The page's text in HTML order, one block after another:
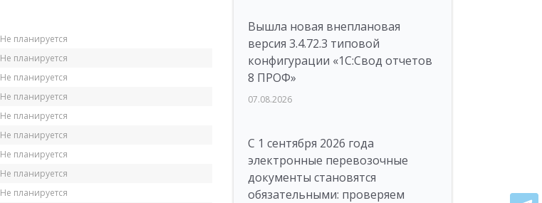
Не планируется
Не планируется
Не планируется
Не планируется
Не планируется
Не планируется
Не планируется
Не планируется
Не планируется
Вышла новая внеплановая
версия 3.4.72.3 типовой
конфигурации «1C:Свод отчетов
8 ПРОФ»
07.08.2026
С 1 сентября 2026 года
электронные перевозочные
документы становятся
обязательными: проверяем